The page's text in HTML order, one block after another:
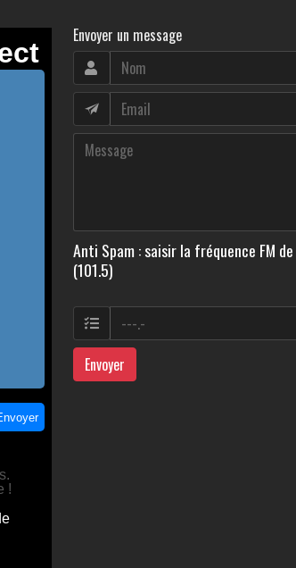
Envoyer un message
Anti Spam : saisir la fréquence FM
(101.5)
Envoyer